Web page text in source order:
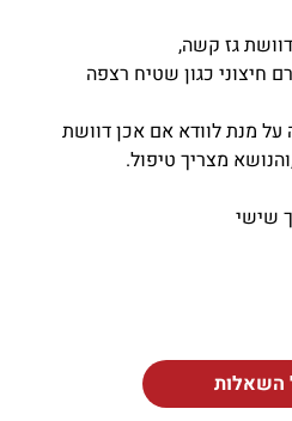
גז קשה,
חיצוני כגון שטיח רצפה
מנת לוודא אם אכן דוושת
מצריך טיפול.
שישי
השאלות